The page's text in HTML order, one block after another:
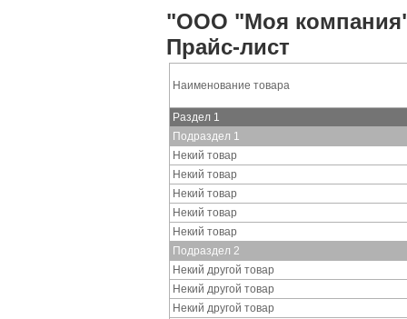
"ООО "Моя
Прайс-лист
Наименование товара
Раздел 1
Подраздел 1
Некий товар
Некий товар
Некий товар
Некий товар
Некий товар
Подраздел 2
Некий другой товар
Некий другой товар
Некий другой товар